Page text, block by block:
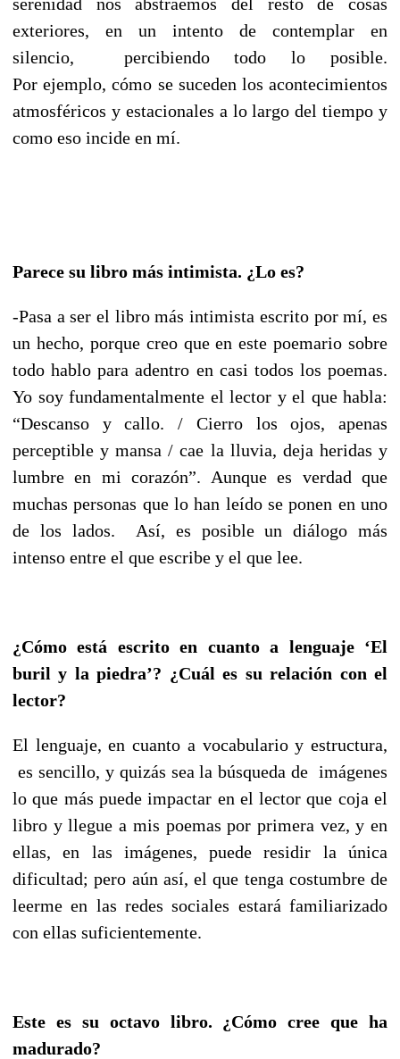
exteriores, en un intento de contemplar en
silencio, percibiendo todo lo posible.
Por ejemplo, cómo se suceden los acontecimientos
atmosféricos y estacionales a lo largo del tiempo y
como eso incide en mí.
Parece su libro más intimista. ¿Lo es?
-Pasa a ser el libro más intimista escrito por mí, es
un hecho, porque creo que en este poemario sobre
todo hablo para adentro en casi todos los poemas.
Yo soy fundamentalmente el lector y el que habla:
“Descanso y callo. / Cierro los ojos, apenas
perceptible y mansa / cae la lluvia, deja heridas y
lumbre en mi corazón”. Aunque es verdad que
muchas personas que lo han leído se ponen en uno
de los lados. Así, es posible un diálogo más
intenso entre el que escribe y el que lee.
¿Cómo está escrito en cuanto a lenguaje ‘El
buril y la piedra’? ¿Cuál es su relación con el
lector?
El lenguaje, en cuanto a vocabulario y estructura,
es sencillo, y quizás sea la búsqueda de imágenes
lo que más puede impactar en el lector que coja el
libro y llegue a mis poemas por primera vez, y en
ellas, en las imágenes, puede residir la única
dificultad; pero aún así, el que tenga costumbre de
leerme en las redes sociales estará familiarizado
con ellas suficientemente.
Este es su octavo libro. ¿Cómo cree que ha
madurado?